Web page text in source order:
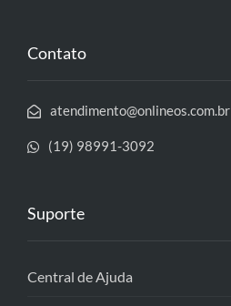
Contato
atendimento@onlineos.com.br
(19) 98991-3092
Suporte
Central de Ajuda